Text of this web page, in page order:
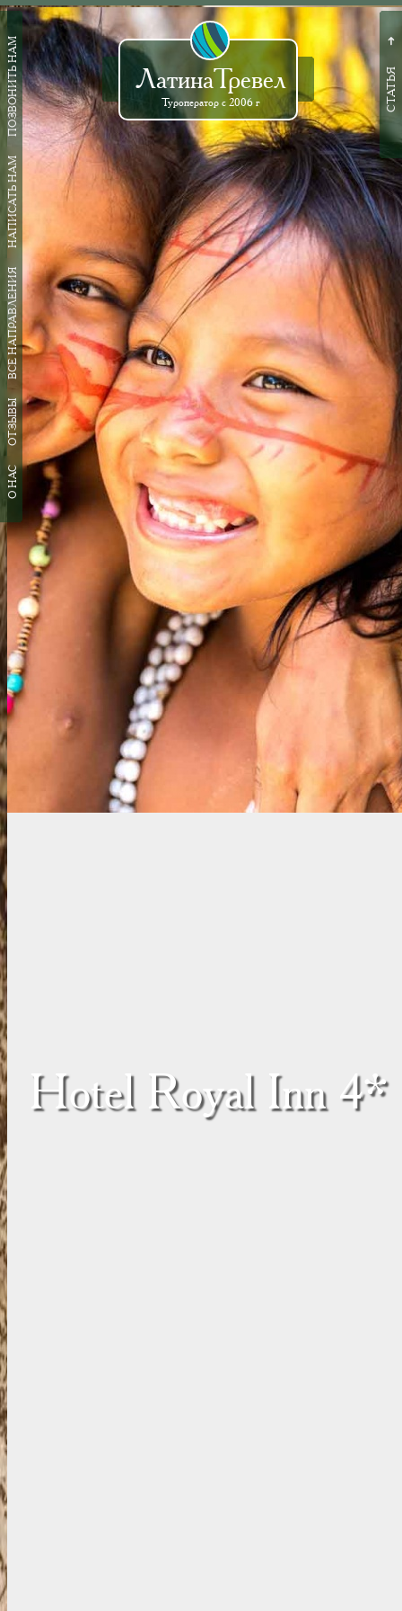
ЛатинаТревел
Туроператор с 2006 г
ПОЗВОНИТЬ НАМ
НАПИСАТЬ НАМ
ВСЕ НАПРАВЛЕНИЯ
ОТЗЫВЫ
О НАС
➜
СТАТЬЯ
Hotel Royal Inn 4*